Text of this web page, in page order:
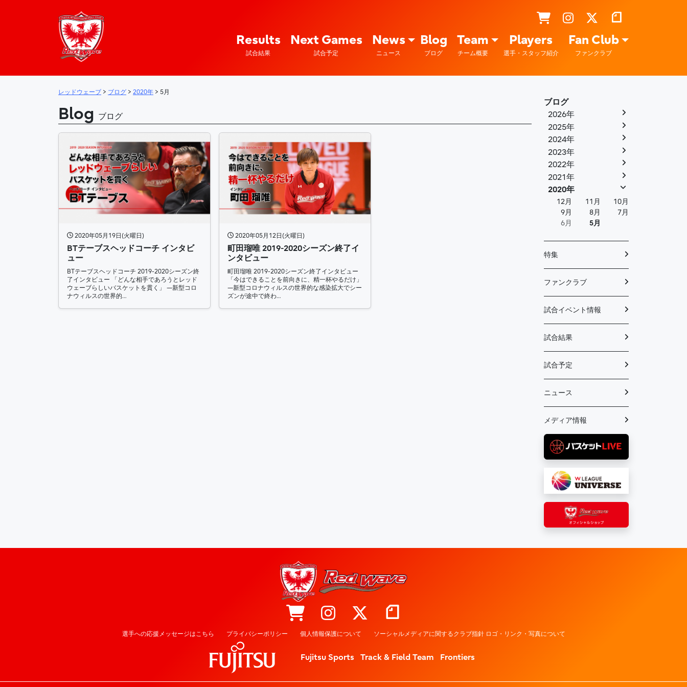
メインナビゲーション
Results
試合結果
Next Games
試合予定
News
ニュース
Blog
ブログ
Team
チーム概要
Players
選手・スタッフ紹介
Fan Club
ファンクラブ
レッドウェーブ > ブログ > 2020年 > 5月
Blog ブログ
2020年05月19日(火曜日)
BTテーブスヘッドコーチ インタビ
ュー
BTテーブスヘッドコーチ 2019-2020シーズン終
了インタビュー 「どんな相手であろうとレッド
ウェーブらしいバスケットを貫く」 —新型コロ
ナウィルスの世界的…
2020年05月12日(火曜日)
町田瑠唯 2019-2020シーズン終了イ
ンタビュー
町田瑠唯 2019-2020シーズン終了インタビュー
「今はできることを前向きに、精一杯やるだけ」
—新型コロナウィルスの世界的な感染拡大でシー
ズンが途中で終わ…
ブログ
2026年
2025年
2024年
2023年
2022年
2021年
2020年
12月 11月
10月
9月
8月
7月
6月
5月
特集
ファンクラブ
試合イベント情報
試合結果
試合予定
ニュース
メディア情報
選手への応援メッセージはこちら プライバシーポリシー 個人情報保護について ソーシャルメディアに関するクラブ指針 ロゴ・リンク・写真について
Fujitsu Sports Track & Field Team Frontiers